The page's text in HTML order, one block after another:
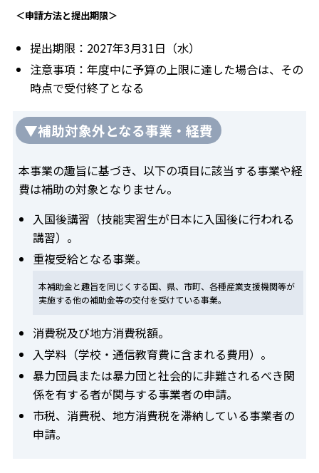
＜申請方法と提出期限＞
提出期限：2027年3月31日（水）
注意事項：年度中に予算の上限に達した場合は、その
時点で受付終了となる
▼補助対象外となる事業・経費
本事業の趣旨に基づき、以下の項目に該当する事業や経
費は補助の対象となりません。
入国後講習（技能実習生が日本に入国後に行われる
講習）。
重複受給となる事業。
本補助金と趣旨を同じくする国、県、市町、各種産業支援機関等が
実施する他の補助金等の交付を受けている事業。
消費税及び地方消費税額。
入学料（学校・通信教育費に含まれる費用）。
暴力団員または暴力団と社会的に非難されるべき関
係を有する者が関与する事業者の申請。
市税、消費税、地方消費税を滞納している事業者の
申請。